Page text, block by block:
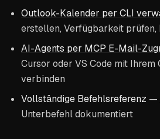
Outlook-Kalender per CLI
erstellen, Verfügbarkeit prüfen,
AI-Agents per MCP E-Mail-
Cursor oder VS Code mit
verbinden
Vollständige Befehlsreferenz —
Unterbefehl dokumentiert